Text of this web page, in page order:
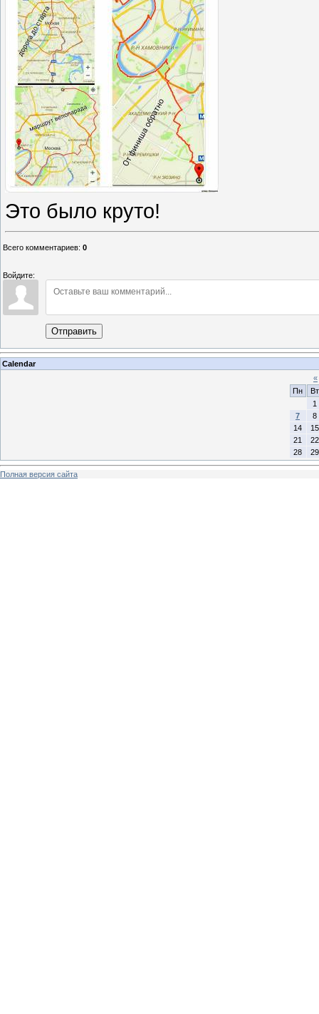
Это было круто!
Всего комментариев: 0
Войдите:
Отправить
Calendar
«
Пн
Вт
1
7
8
14
15
21
22
28
29
Полная версия сайта